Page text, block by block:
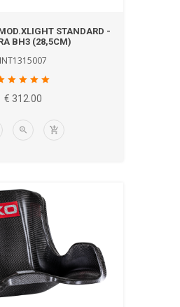
STANDARD -
BH3 (28,5CM)
INT1315007
€ 312.00